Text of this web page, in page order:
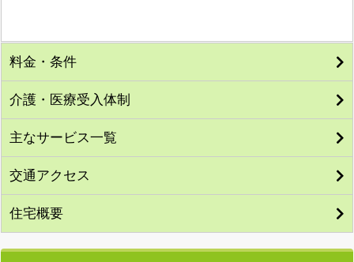
料金・条件
介護・医療受入体制
主なサービス一覧
交通アクセス
住宅概要